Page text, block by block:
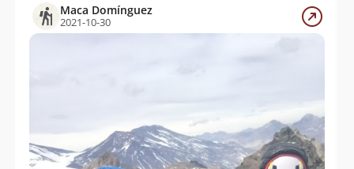
Maca Domínguez
2021-10-30